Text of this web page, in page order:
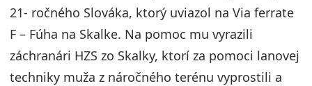
21- ročného Slováka, ktorý uviazol na Via ferrate
F – Fúha na Skalke. Na pomoc mu vyrazili
záchranári HZS zo Skalky, ktorí za pomoci lanovej
techniky muža z náročného terénu vyprostili a